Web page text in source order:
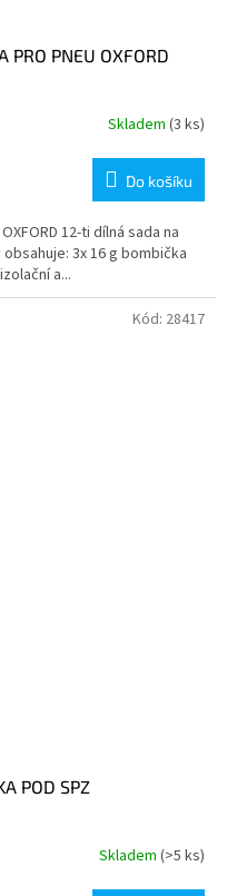
PRO PNEU OXFORD
Skladem (3 ks)
Do košíku
OXFORD 12-ti dílná sada na
3x 16 g bombička
a...
POD SPZ
Skladem (>5 ks)
Kód: 28417